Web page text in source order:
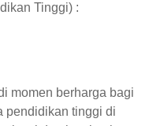
Tinggi) :
momen berharga bagi
pendidikan tinggi di